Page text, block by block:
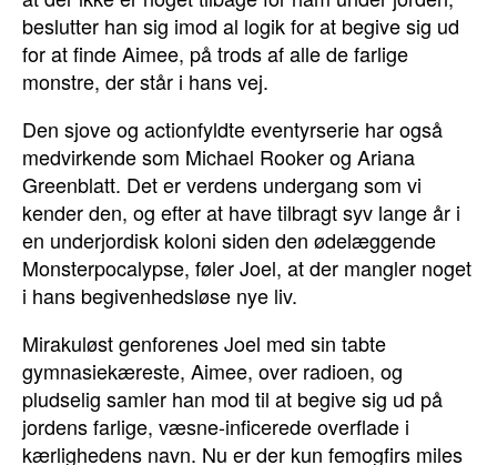
beslutter han sig imod al logik for at begive sig ud
for at finde Aimee, på trods af alle de farlige
monstre, der står i hans vej.
Den sjove og actionfyldte eventyrserie har også
medvirkende som Michael Rooker og Ariana
Greenblatt. Det er verdens undergang som vi
kender den, og efter at have tilbragt syv lange år i
en underjordisk koloni siden den ødelæggende
Monsterpocalypse, føler Joel, at der mangler noget
i hans begivenhedsløse nye liv.
Mirakuløst genforenes Joel med sin tabte
gymnasiekæreste, Aimee, over radioen, og
pludselig samler han mod til at begive sig ud på
jordens farlige, væsne-inficerede overflade i
kærlighedens navn. Nu er der kun femogfirs miles